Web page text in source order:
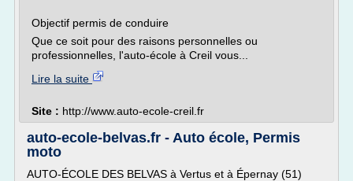
Objectif permis de conduire
Que ce soit pour des raisons personnelles ou
professionnelles, l'auto-école à Creil vous...
Lire la suite
Site : http://www.auto-ecole-creil.fr
auto-ecole-belvas.fr - Auto école, Permis
moto
AUTO-ÉCOLE DES BELVAS à Vertus et à Épernay (51)